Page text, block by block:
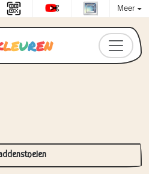
Meer
leuren